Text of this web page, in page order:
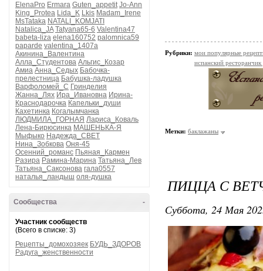
ElenaPro Ermara Guten_appetit Jo-Ann
King_Protea Lida_K Lkis Madam_Irene
MsTataka NATALI_KOMJATI
Natalica_JA Tatyana65-6 Valentina47
babeta-liza elena160752 palomnica59
paparde valentina_1407a
Акинина_Валентина
Алла_Студентова Альгис_Козар
Амиа Анна_Седых Бабочка-
прелестница Бабушка-ладушка
Варфоломей_С Гринделия
Жанна_Лях Ира_Ивановна Ирина-
Краснодарочка Капельки_души
Кахетинка Когалымчанка
ЛЮДМИЛА_ГОРНАЯ Лариса_Коваль
Лена-Бирюсинка МАШЕНЬКА-Я
Мыфыко Надежда_СВЕТ
Нина_Зобкова Оня-45
Осенний_романс Пьяная_Кармен
Разира Рамина-Марина Татьяна_Лев
Татьяна_Саксонова гала0557
наталья_ландыш оля-душка
-
Сообщества
Участник сообществ
(Всего в списке: 3)
Рецепты_домохозяек БУДЬ_ЗДОРОВ
Радуга_женственности
Рубрики: мои популярные
испанский
Метки: баклажаны
ПИЦЦА С
Суббота, 24 Мая